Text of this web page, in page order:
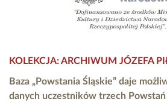
KOLEKCJA: ARCHIWUM JÓZEFA
Baza „Powstania Śląskie” daje
danych uczestników trzech